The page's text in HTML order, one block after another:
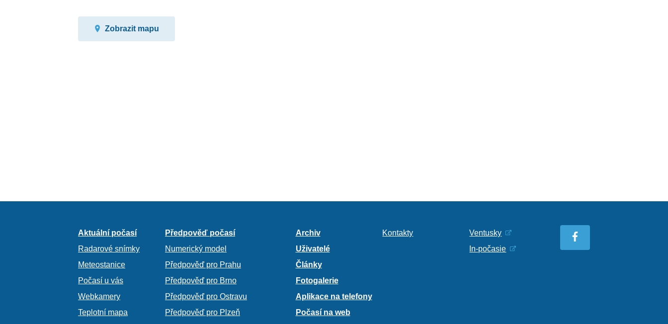
Zobrazit mapu
Aktuální počasí
Radarové snímky
Meteostanice
Počasí u vás
Webkamery
Teplotní mapa
Předpověď počasí
Numerický model
Předpověď pro Prahu
Předpověď pro Brno
Předpověď pro Ostravu
Předpověď pro Plzeň
Archiv
Uživatelé
Články
Fotogalerie
Aplikace na telefony
Počasí na web
Kontakty
Ventusky
In-počasie